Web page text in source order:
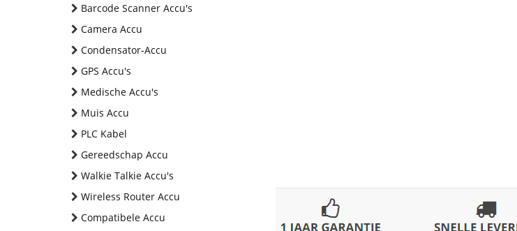
Barcode Scanner Accu's
Camera Accu
Condensator-Accu
GPS Accu's
Medische Accu's
Muis Accu
PLC Kabel
Gereedschap Accu
Walkie Talkie Accu's
Wireless Router Accu
Compatibele Accu